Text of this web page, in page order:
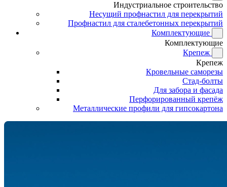
Индустриальное строительство
Несущий профнастил для перекрытий
Профнастил для сталебетонных перекрытий
Комплектующие
Комплектующие
Крепеж
Крепеж
Кровельные саморезы
Стад-болты
Для забора и фасада
Перфорированный крепёж
Металлические профили для гипсокартона